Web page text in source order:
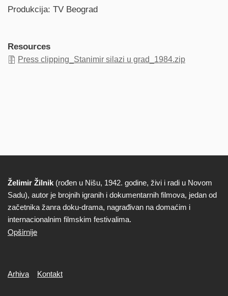
Produkcija: TV Beograd
Resources
Press clipping_Stanimir silazi u grad_1984.zip
Biografija
Želimir Žilnik (rođen u Nišu, 1942. godine, živi i radi u Novom
Sadu), autor je brojnih igranih i dokumentarnih filmova, jedan od
začetnika žanra doku-drama, nagrađivan na domaćim i
internacionalnim filmskim festivalima.
Opširnije
Arhiva Kontakt